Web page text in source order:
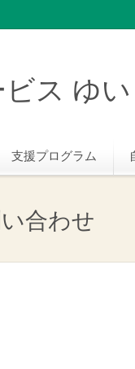
ス ゆ
支援プログラム
合わせ